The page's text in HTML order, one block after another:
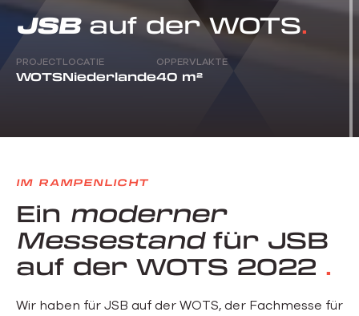
JSBauf der WOTS
PROJECT
WOTS
LOCATIE
Niederlande
OPPERVLAKTE
40 m²
IM RAMPENLICHT
Ein moderner
Messestandfür JSB
auf der WOTS 2022
Wir haben für JSB auf der WOTS, der Fachmesse für